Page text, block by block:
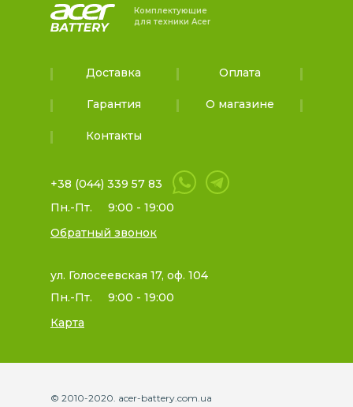
Комплектующие
для техники Acer
Доставка Оплата
Гарантия О магазине
Контакты
+38 (044) 339 57 83
Пн.-Пт.
9:00 - 19:00
Обратный звонок
ул. Голосеевская 17, оф. 104
Пн.-Пт.
9:00 - 19:00
Карта
© 2010-2020. acer-battery.com.ua